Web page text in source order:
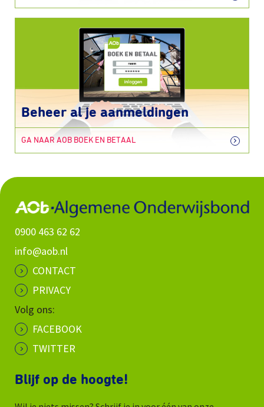
Beheer al je aanmeldingen
GA NAAR AOB BOEK EN BETAAL
0900 463 62 62
info@aob.nl
CONTACT
PRIVACY
Volg ons:
FACEBOOK
TWITTER
Blijf op de hoogte!